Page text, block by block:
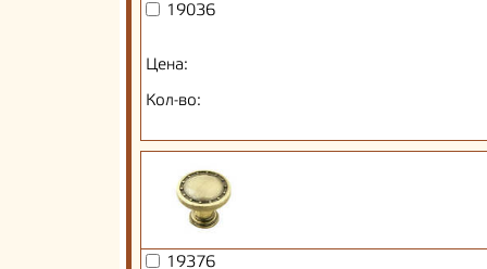
19036
Цена:
Кол-во:
19376